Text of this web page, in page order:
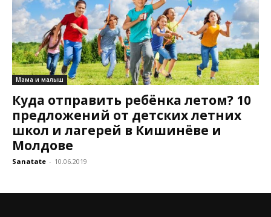
Мама и малыш
Куда отправить ребёнка летом? 10
предложений от детских летних
школ и лагерей в Кишинёве и
Молдове
Sanatate - 10.06.2019